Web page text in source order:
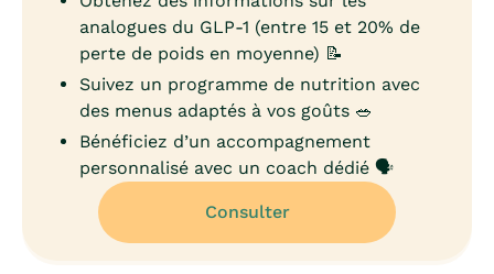
analogues du GLP-1 (entre 15 et 20% de
perte de poids en moyenne) 📝
Suivez un programme de nutrition avec
des menus adaptés à vos goûts 🥗
Bénéficiez d’un accompagnement
personnalisé avec un coach dédié 🗣️
Consulter